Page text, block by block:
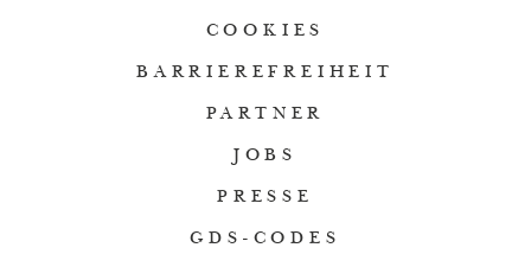
COOKIES
BARRIEREFREIHEIT
PARTNER
JOBS
PRESSE
GDS-CODES